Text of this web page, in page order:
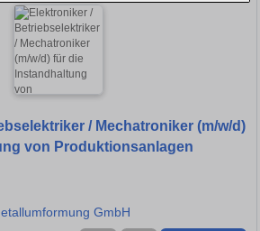
/ Mechatroniker (m/w/d)
von Produktionsanlagen
GmbH